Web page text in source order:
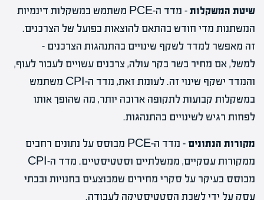
שיטת המשקלות
– מדד ה-PCE משתמש במשקלות דינמיות
המשתנות מדי חודש בהתאם להוצאות בפועל של הצרכנים.
זה מאפשר למדד לשקף שינויים בהתנהגות הצרכנים –
למשל, אם מחיר בשר בקר עולה, צרכנים עשויים לעבור לעוף,
והמדד ישקף שינוי זה. לעומת זאת, מדד ה-CPI משתמש
במשקלות קבועות לתקופה ארוכה יותר, מה שהופך אותו
לפחות רגיש לשינויים בהתנהגות.
מקורות הנתונים
– מדד ה-PCE מבוסס על נתונים רחבים
ממקורות עסקיים, ממשלתיים וסטטיסטיים. מדד ה-CPI
מבוסס בעיקר על סקרי מחירים שמבוצעים בחנויות ובבתי
עסק על ידי לשכת הסטטיסטיקה לעבודה.